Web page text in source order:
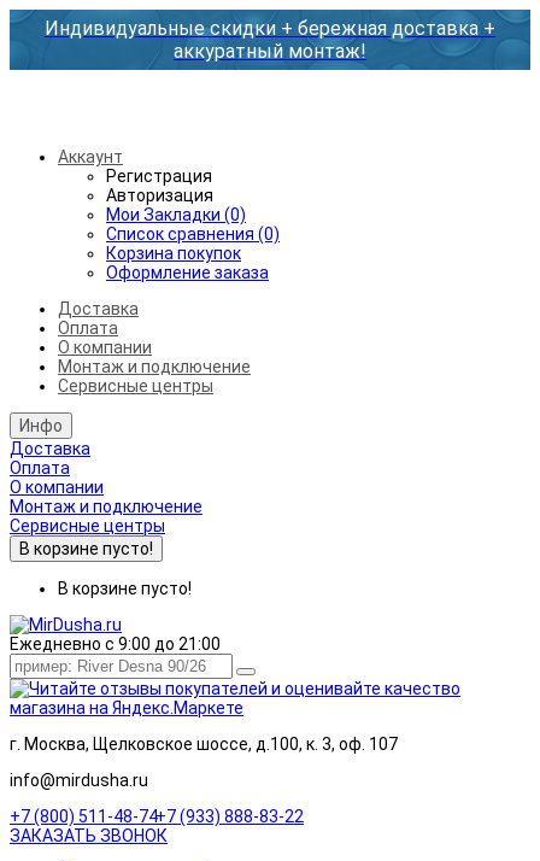
Индивидуальные скидки + бережная доставка +
аккуратный монтаж!
Аккаунт
Регистрация
Авторизация
Мои Закладки (0)
Список сравнения (0)
Корзина покупок
Оформление заказа
Доставка
Оплата
О компании
Монтаж и подключение
Сервисные центры
Инфо
Доставка
Оплата
О компании
Монтаж и подключение
Сервисные центры
В корзине пусто!
В корзине пусто!
Ежедневно с 9:00 до 21:00
г. Москва, Щелковское шоссе, д.100, к. 3, оф. 107
info@mirdusha.ru
+7 (800) 511-48-74+7 (933) 888-83-22
ЗАКАЗАТЬ ЗВОНОК